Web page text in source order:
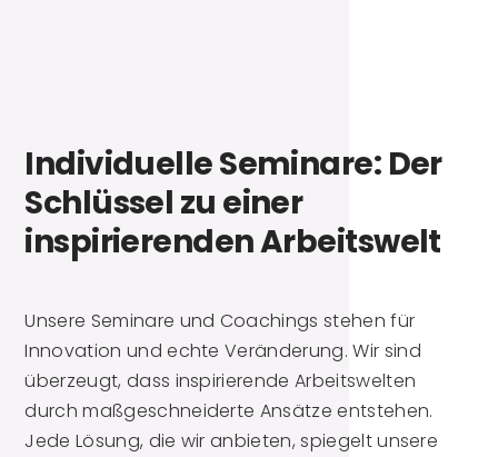
Individuelle Seminare: Der
Schlüssel zu einer
inspirierenden Arbeitswelt
Unsere Seminare und Coachings stehen für
Innovation und echte Veränderung. Wir sind
überzeugt, dass inspirierende Arbeitswelten
durch maßgeschneiderte Ansätze entstehen.
Jede Lösung, die wir anbieten, spiegelt unsere